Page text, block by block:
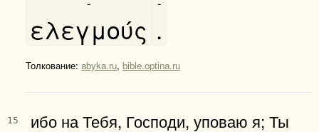
ελεγμούς .
Толкование: abyka.ru, bible.optina.ru
15
ибо на Тебя, Господи, уповаю я; Ты